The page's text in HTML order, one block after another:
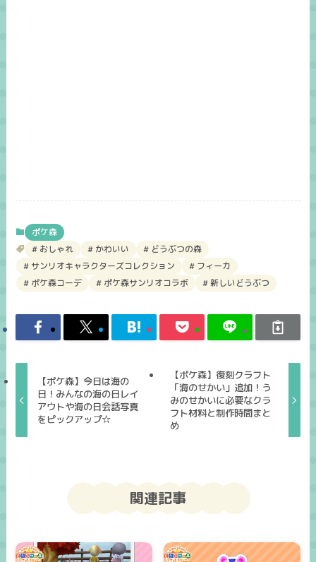
ポケ森
おしゃれ
かわいい
どうぶつの森
サンリオキャラクターズコレクション
フィーカ
ポケ森コーデ
ポケ森サンリオコラボ 新しいどうぶつ
【ポケ森】今日は海の
日！みんなの海の日レイ
アウトや海の日会話写真
をピックアップ☆
【ポケ森】復刻クラフト
「海のせかい」追加！う
みのせかいに必要なクラ
フト材料と制作時間まと
め
関連記事